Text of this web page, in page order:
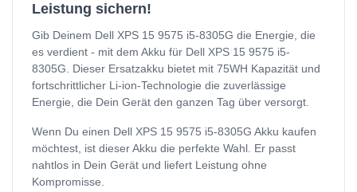
Leistung sichern!
Gib Deinem Dell XPS 15 9575 i5-8305G die Energie, die
es verdient - mit dem Akku für Dell XPS 15 9575 i5-
8305G. Dieser Ersatzakku bietet mit 75WH Kapazität und
fortschrittlicher Li-ion-Technologie die zuverlässige
Energie, die Dein Gerät den ganzen Tag über versorgt.
Wenn Du einen Dell XPS 15 9575 i5-8305G Akku kaufen
möchtest, ist dieser Akku die perfekte Wahl. Er passt
nahtlos in Dein Gerät und liefert Leistung ohne
Kompromisse.